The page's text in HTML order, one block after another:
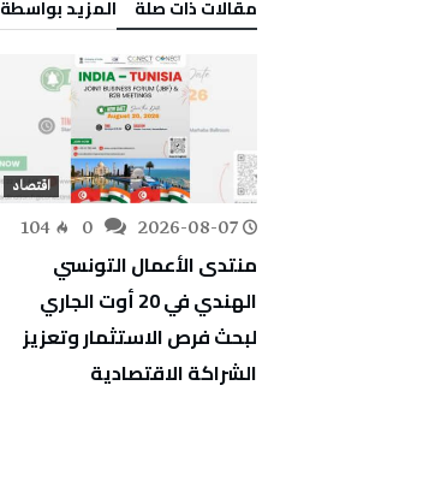
‫مقالات ذات صلة‬ ‫‫المزيد بواسطة‬ ‬ ‭ ‬الصحافة‭ ‬اليوم
اقتصاد
2026-08-07
104
منتدى الأعمال التونسي
الهندي في 20 أوت الجاري
لبحث فرص الاستثمار وتعزيز
الشراكة الاقتصادية